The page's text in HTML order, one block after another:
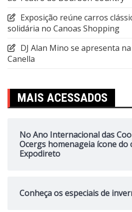
Exposição reúne carros
solidária no Canoas Shopping
DJ Alan Mino se apresenta
Canella
MAIS ACESSADOS
No Ano Internacional das
Ocergs homenageia ícone
Expodireto
Conheça os especiais de